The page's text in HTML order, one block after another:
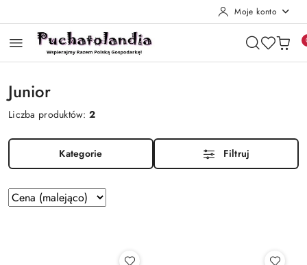
Moje konto
Junior
Liczba produktów:2
Kategorie Filtruj
Zastosowano
sortowanie:
Sortuj
według